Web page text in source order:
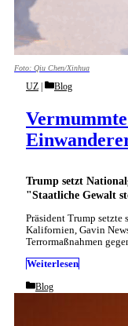
Foto: Qiu Chen/Xinhua
Trump setzt
"Staatliche Gewalt
UZ Categories
Blog
Präsident Trump setzte
Kalifornien, Gavin
Terrormaßnahmen
Weiterlesen
Categories
Blog